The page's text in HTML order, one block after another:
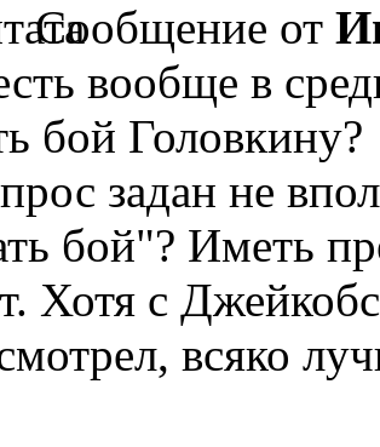
Сообщение от
вообще в
бой Головкину?
задан не
бой"? Иметь
Хотя с
всяко